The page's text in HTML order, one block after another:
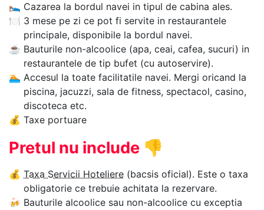
🛌 Cazarea la bordul navei in tipul de cabina ales.
🍽 3 mese pe zi ce pot fi servite in restaurantele
principale, disponibile la bordul navei.
☕ Bauturile non-alcoolice (apa, ceai, cafea, sucuri) in
restaurantele de tip bufet (cu autoservire).
🏊‍ Accesul la toate facilitatile navei. Mergi oricand la
piscina, jacuzzi, sala de fitness, spectacol, casino,
discoteca etc.
💰 Taxe portuare
Pretul nu include 👎
💰 Taxa Servicii Hoteliere (bacsis oficial). Este o taxa
obligatorie ce trebuie achitata la rezervare.
🍻 Bauturile alcoolice sau non-alcoolice cu exceptia